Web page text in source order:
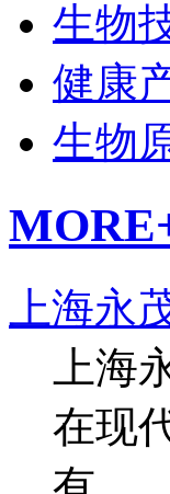
生物
健康
生物
上海永
上海
在现